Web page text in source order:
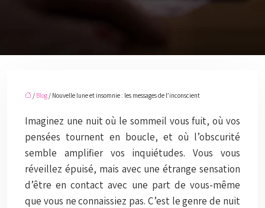
/ Blog / Nouvelle lune et insomnie : les messages de l’inconscient
Imaginez une nuit où le sommeil vous fuit, où vos
pensées tournent en boucle, et où l’obscurité
semble amplifier vos inquiétudes. Vous vous
réveillez épuisé, mais avec une étrange sensation
d’être en contact avec une part de vous-même
que vous ne connaissiez pas. C’est le genre de nuit